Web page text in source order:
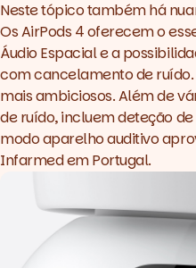
Neste tópico também há
Os AirPods 4 oferecem o
Áudio Espacial e a
com cancelamento de ruído.
mais ambiciosos. Além de
de ruído, incluem deteção
modo aparelho auditivo
Infarmed em Portugal.